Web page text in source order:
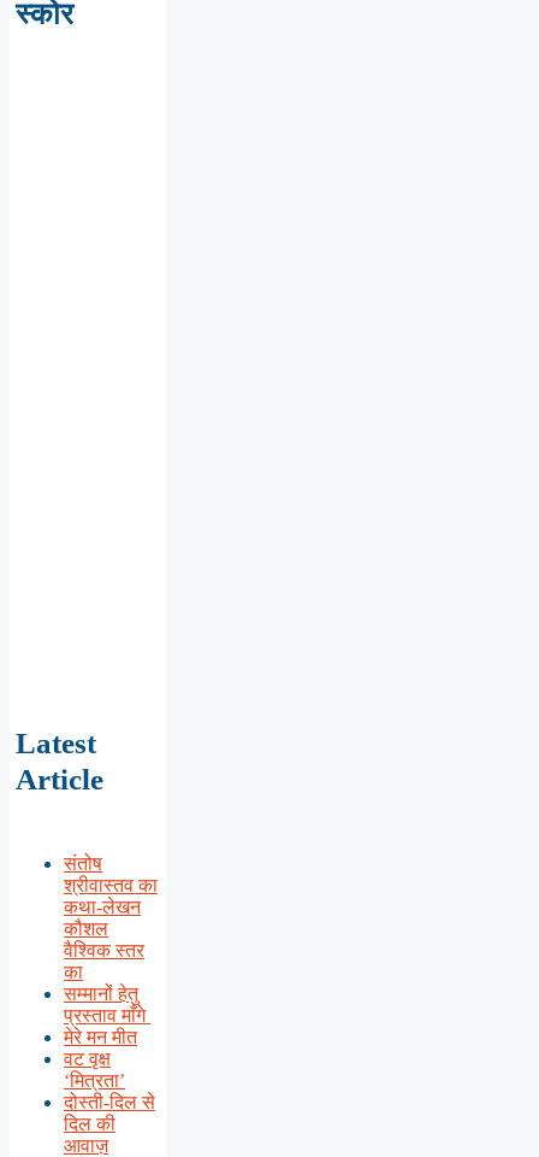
स्कोर
Latest
Article
संतोष
श्रीवास्तव का
कथा-लेखन
कौशल
वैश्विक स्तर
का
सम्मानों हेतु
प्रस्ताव माँगे
मेरे मन मीत
वट वृक्ष
‘मित्रता’
दोस्ती-दिल से
दिल की
आवाज़